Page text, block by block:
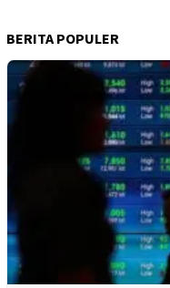
BERITA POPULER